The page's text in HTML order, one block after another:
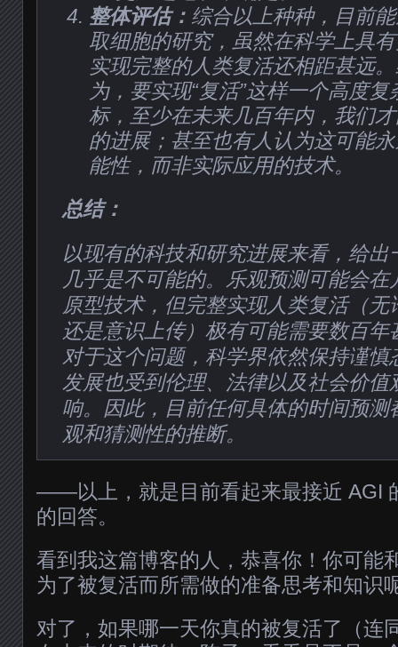
整体评估： 综合以上种种，目前
取细胞的研究，虽然在科学上具
实现完整的人类复活还相距甚远
为，要实现“复活”这样一个高度
标，至少在未来几百年内，我们
的进展；甚至也有人认为这可能
能性，而非实际应用的技术。
总结：
以现有的科技和研究进展来看，给出
几乎是不可能的。乐观预测可能会
原型技术，但完整实现人类复活（
还是意识上传）极有可能需要数百
对于这个问题，科学界依然保持谨慎
发展也受到伦理、法律以及社会价值
响。因此，目前任何具体的时间预测
观和猜测性的推断。
——以上，就是目前看起来最接近 AGI
的回答。
看到我这篇博客的人，恭喜你！你可能
为了被复活而所需做的准备思考和知识
对了，如果哪一天你真的被复活了（连